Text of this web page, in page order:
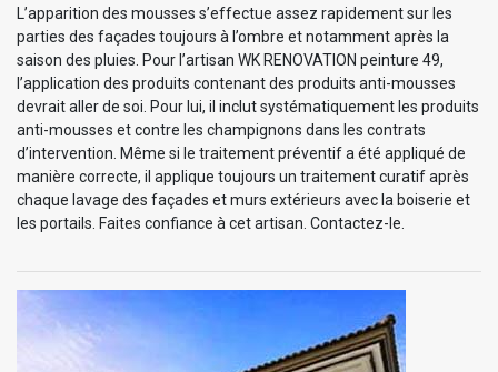
L’apparition des mousses s’effectue assez rapidement sur les
parties des façades toujours à l’ombre et notamment après la
saison des pluies. Pour l’artisan WK RENOVATION peinture 49,
l’application des produits contenant des produits anti-mousses
devrait aller de soi. Pour lui, il inclut systématiquement les produits
anti-mousses et contre les champignons dans les contrats
d’intervention. Même si le traitement préventif a été appliqué de
manière correcte, il applique toujours un traitement curatif après
chaque lavage des façades et murs extérieurs avec la boiserie et
les portails. Faites confiance à cet artisan. Contactez-le.